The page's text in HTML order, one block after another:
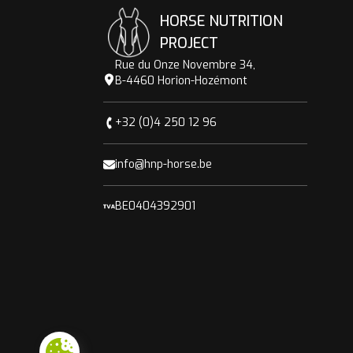
HORSE NUTRITION
PROJECT
Rue du Onze Novembre 34,
B-4460 Horion-Hozémont
+32 (0)4 250 12 96
info@hnp-horse.be
BE0404392901